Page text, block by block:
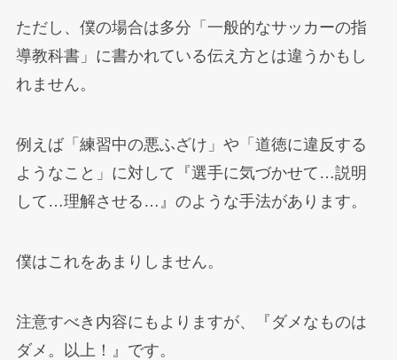
ただし、僕の場合は多分「一般的なサッカーの指
導教科書」に書かれている伝え方とは違うかもし
れません。
例えば「練習中の悪ふざけ」や「道徳に違反する
ようなこと」に対して『選手に気づかせて…説明
して…理解させる…』のような手法があります。
僕はこれをあまりしません。
注意すべき内容にもよりますが、『ダメなものは
ダメ。以上！』です。